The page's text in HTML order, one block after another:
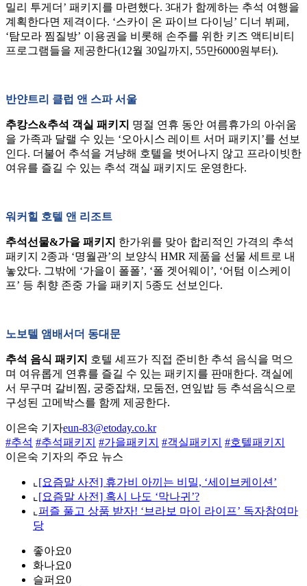
밀리 투게더’ 패키지를 마련했다. 3대가 함께하는 추석 여행을
계획한다면 제격이다. ‘스카이 온 파이브 다이닝’ 디너 뷔페,
‘탐모라 찜질방’ 이용권을 비롯해 손주를 위한 키즈 액티비티
프로그램들을 제공한다(12월 30일까지, 55만6000원부터).
반얀트리 클럽 앤 스파 서울
추캉스&추석 객실 패키지 명절 연휴 동안 여름휴가의 아쉬움
을 가족과 달랠 수 있는 ‘오아시스 레이트 서머 패키지’를 선보
인다. 더불어 추석을 겨냥해 호텔을 벗어나지 않고 프라이빗한
여유를 즐길 수 있는 추석 객실 패키지도 운영한다.
워커힐 호텔 앤 리조트
추석선물&가을 패키지 한가위를 맞아 합리적인 가격의 추석
패키지 2종과 ‘명월관’의 보양식 HMR 제품을 선물 세트로 내
놓았다. 그밖에 ‘가을이 폴폴’, ‘폴 겟어웨이’, ‘어텀 이스케이
프’ 등 취향 존중 가을 패키지 5종도 선보인다.
노보텔 앰배서더 동대문
추석 음식 패키지 호텔 셰프가 직접 준비한 추석 음식을 먹으
며 여유롭게 연휴를 즐길 수 있는 패키지를 판매한다. 객실에
서 무구며 갈비찜, 궁중잡채, 모둠전, 연잎밥 등 추석음식으로
구성된 고메박스를 함께 제공한다.
이은숙 기자eun-83@etoday.co.kr
#추석 #추석패키지 #가을패키지 #객실패키지 #호텔패키지
이은숙 기자의 주요 뉴스
⌞ [요즘말 사전] 휴가비 아끼는 비밀, ‘세이브케이션’
⌞ [요즘말 사전] 혹시 나도 ‘막나귀’?
⌞ 퍼즐 풀고 상품 받자! ‘브라보 마이 라이프’ 독자참여마
당
좋아요0
화나요0
슬퍼요0